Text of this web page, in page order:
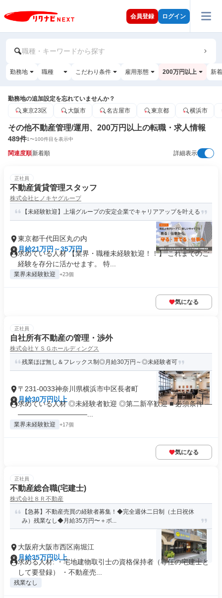
会員登録 ログイン
職種・キーワードから探す
勤務地 職種 こだわり条件 雇用形態 200万円以上 新
勤務地の追加設定を忘れていませんか？
東京23区
大阪市 名古屋市 東京都 横浜市
その他不動産管理/運用、200万円以上の転職・求人情報
489件1〜100件目を表示中
関連度順新着順 詳細表示
正社員
不動産賃貸管理スタッフ
株式会社ヒノキヤグループ
【未経験歓迎】上場グループの安定企業でキャリアアップを叶える
東京都千代田区丸の内
月給21万円～35万円
求めている人材 【業界・職種未経験歓迎！！】 これまでのご
経験を存分に活かせます。 特...
業界未経験歓迎 +23個
気になる
正社員
自社所有不動産の管理・渉外
株式会社ＹＳＧホールディングス
残業ほぼ無し＆フレックス制◎月給30万円～◎未経験者可
〒231-0033神奈川県横浜市中区長者町
月給30万円以上
求めている人材 ◎未経験者歓迎 ◎第二新卒歓迎 ■ 必須条件 ―
――――――――――...
業界未経験歓迎 +17個
気になる
正社員
不動産総合職(宅建士)
株式会社８Ｒ不動産
【急募】不動産売買の経験者募集！◆完全週休二日制（土日祝休
み）残業なし◆月給35万円〜＋ボ...
大阪府大阪市西区南堀江
月給35万円以上
求める人材: ・宅地建物取引士の資格保持者（専任の宅建士と
して要登録） ・不動産売...
残業なし